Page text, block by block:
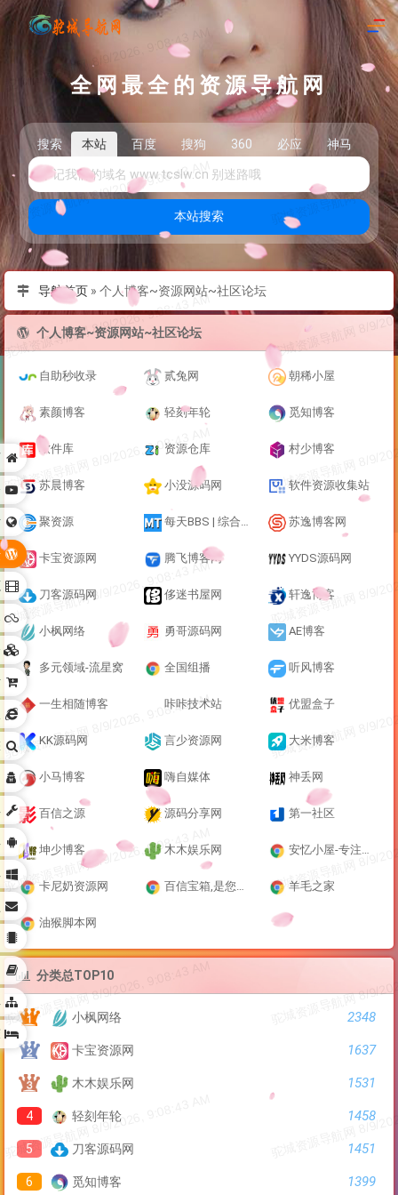
全网最全的资源导航网
搜索 本站 百度 搜狗 360 必应 神马 头
本站搜索
导航首页 » 个人博客~资源网站~社区论坛
个人博客~资源网站~社区论坛
自助秒收录 贰兔网 朝稀小屋
素颜博客 轻刻年轮 觅知博客
软件库 资源仓库 村少博客
苏晨博客 小没源码网 软件资源收集站
聚资源 每天BBS | 综合论坛 苏逸博客网
卡宝资源网 腾飞博客网 YYDS源码网
刀客源码网 侈迷书屋网 轩逸博客
小枫网络 勇哥源码网 AE博客
多元领域-流星窝 全国组播 听风博客
一生相随博客 咔咔技术站 优盟盒子
KK源码网 言少资源网 大米博客
小马博客 嗨自媒体 神丢网
百信之源 源码分享网 第一社区
坤少博客 木木娱乐网 安忆小屋-专注优质网络资源分享的技术博客
卡尼奶资源网 百信宝箱,是您的良师益友！ 羊毛之家
油猴脚本网
分类总TOP10
小枫网络 2348
卡宝资源网 1637
木木娱乐网 1531
4 轻刻年轮 1458
5 刀客源码网 1451
6 觅知博客 1399